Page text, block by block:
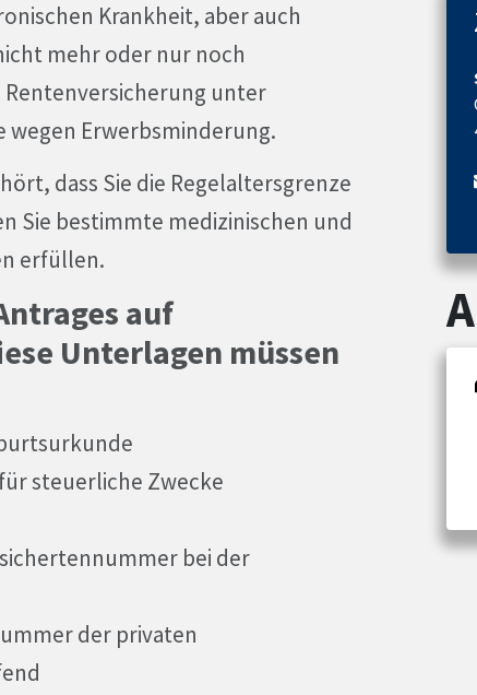
Krankheit, aber auch
mehr oder nur noch
unter
wegen Erwerbsminderung.
dass Sie die Regelaltersgrenze
Sie bestimmte medizinischen und
erfüllen.
auf
Unterlagen müssen
steuerliche Zwecke
bei der
der privaten